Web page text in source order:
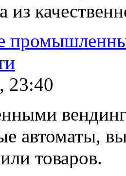
из
23:40
автоматы,
товаров.